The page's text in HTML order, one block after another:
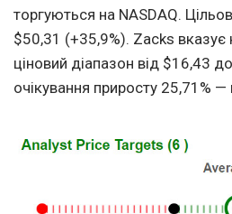
торгуються на NASDAQ.
$50,31 (+35,9%). Zacks вказує
ціновий діапазон від $16,43
очікування приросту 25,71%